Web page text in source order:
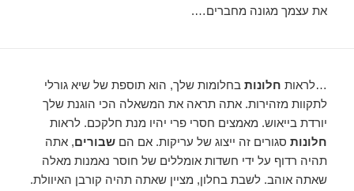
את עצמך מגונה מחברים….
…לראות חלונות בחלומות שלך, הוא תוספת של שיא גורלי
לתקוות מזהירות. אתה תראה את המשאלה הכי הוגנת שלך
יורדת בייאוש. מאמצים חסרי פרי יהיו מנת חלקכם. לראות
חלונות סגורים זה ייצוג של עריקות. אם הםשבורים, אתה
תהיה רדוף על ידי חשדות אומללים של חוסר נאמנות מאלה
שאתה אוהב. לשבת בחלון, מציין שאתה תהיה קורבן האיוולת.